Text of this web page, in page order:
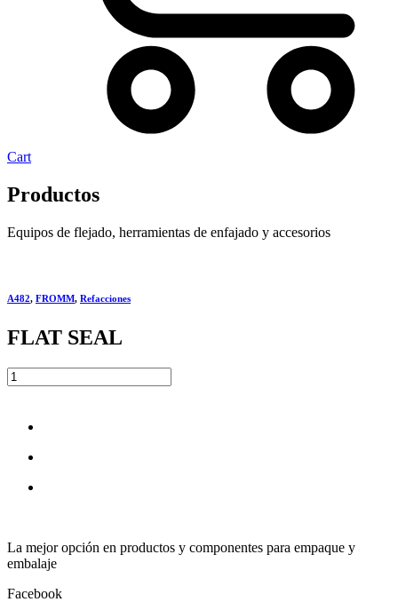
Cart
Productos
Equipos de flejado, herramientas de enfajado y accesorios
A482, FROMM, Refacciones
FLAT SEAL
FLAT
SEAL
La mejor opción en productos y componentes para empaque y
embalaje
Facebook